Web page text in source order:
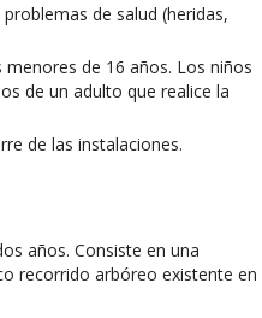
de salud (heridas,
de 16 años. Los niños
de un adulto que realice la
de las instalaciones.
años. Consiste en una
recorrido arbóreo existente en